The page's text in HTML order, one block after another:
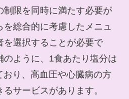
制限を同時に満たす必要が
総合的に考慮したメニュ
を選択することが必要で
のように、1食あたり塩分は
おり、高血圧や心臓病の方
サービスがあります。